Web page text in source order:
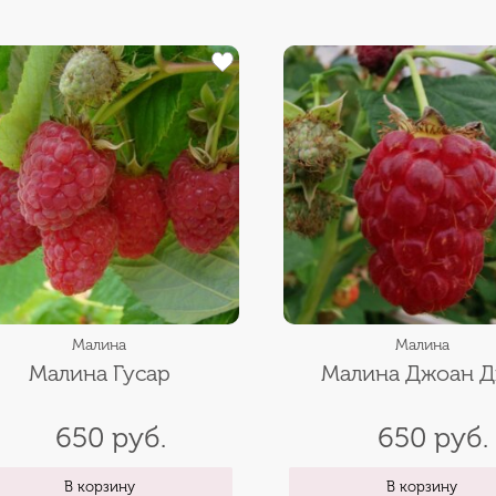
Малина
Малина Гусар
650 руб.
В корзину
Малина
Малина Джоан
650 руб.
В корзину